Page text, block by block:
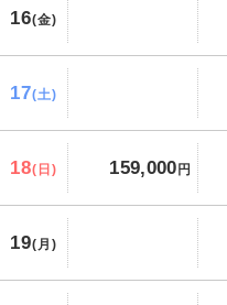
16(金)
17(土)
18(日) 159,000 円
19(月)